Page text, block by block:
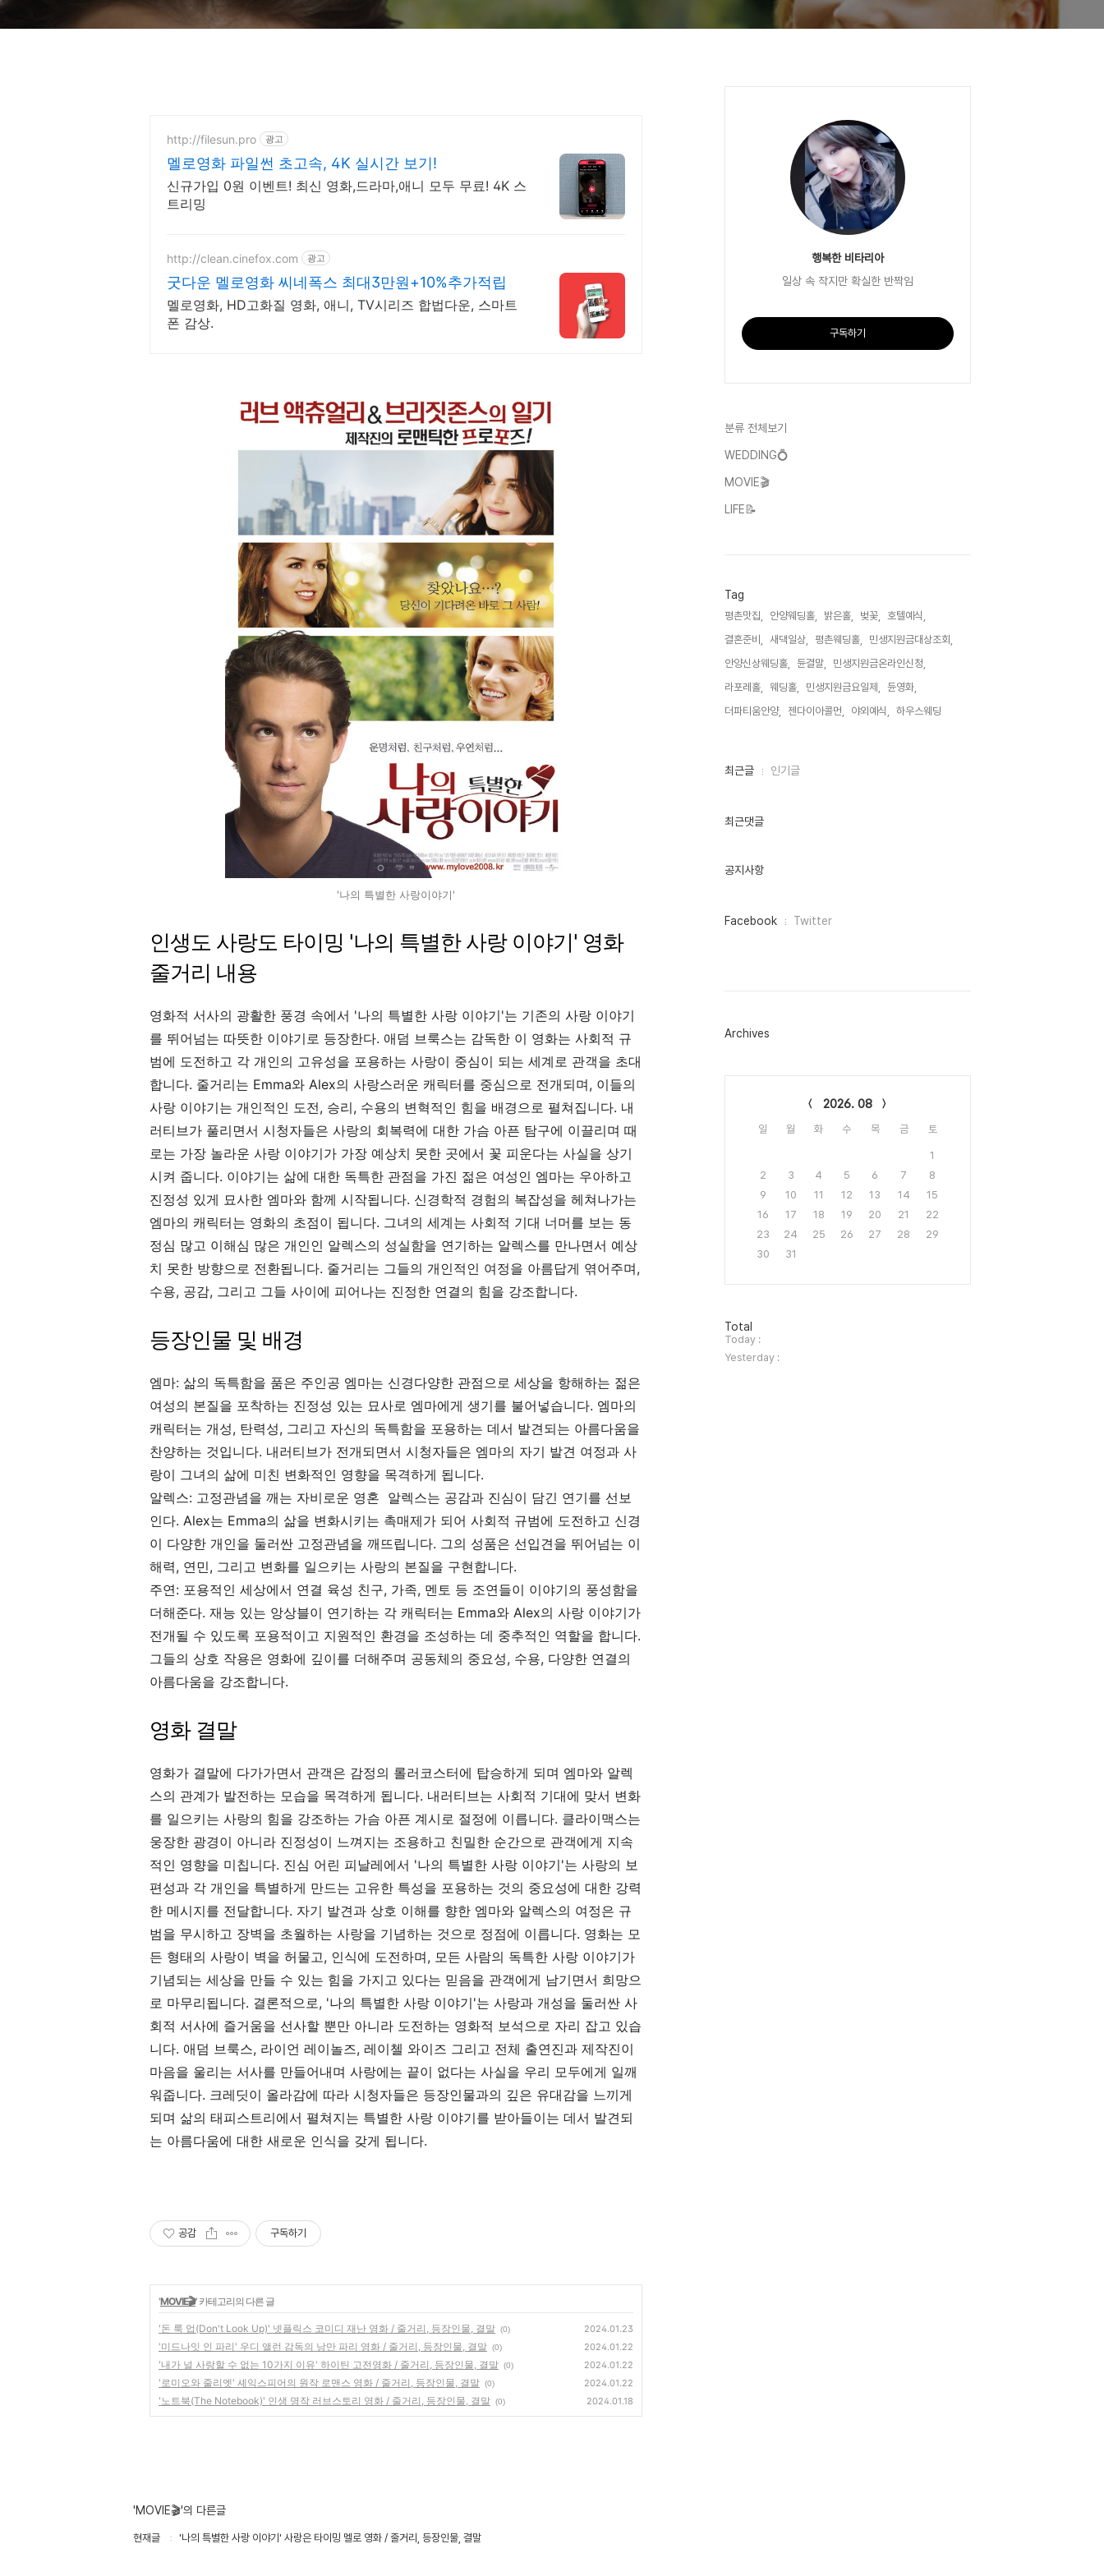
http://filesun.pro 광고
멜로영화 파일썬 초고속, 4K 실시간 보기!
신규가입 0원 이벤트! 최신 영화,드라마,애니 모두 무료! 4K 스
트리밍
http://clean.cinefox.com 광고
굿다운 멜로영화 씨네폭스 최대3만원+10%추가적립
멜로영화, HD고화질 영화, 애니, TV시리즈 합법다운, 스마트
폰 감상.
'나의 특별한 사랑이야기'
인생도 사랑도 타이밍 '나의 특별한 사랑 이야기' 영화
줄거리 내용
영화적 서사의 광활한 풍경 속에서 '나의 특별한 사랑 이야기'는 기존의 사랑 이야기
를 뛰어넘는 따뜻한 이야기로 등장한다. 애덤 브룩스는 감독한 이 영화는 사회적 규
범에 도전하고 각 개인의 고유성을 포용하는 사랑이 중심이 되는 세계로 관객을 초대
합니다. 줄거리는 Emma와 Alex의 사랑스러운 캐릭터를 중심으로 전개되며, 이들의
사랑 이야기는 개인적인 도전, 승리, 수용의 변혁적인 힘을 배경으로 펼쳐집니다. 내
러티브가 풀리면서 시청자들은 사랑의 회복력에 대한 가슴 아픈 탐구에 이끌리며 때
로는 가장 놀라운 사랑 이야기가 가장 예상치 못한 곳에서 꽃 피운다는 사실을 상기
시켜 줍니다. 이야기는 삶에 대한 독특한 관점을 가진 젊은 여성인 엠마는 우아하고
진정성 있게 묘사한 엠마와 함께 시작됩니다. 신경학적 경험의 복잡성을 헤쳐나가는
엠마의 캐릭터는 영화의 초점이 됩니다. 그녀의 세계는 사회적 기대 너머를 보는 동
정심 많고 이해심 많은 개인인 알렉스의 성실함을 연기하는 알렉스를 만나면서 예상
치 못한 방향으로 전환됩니다. 줄거리는 그들의 개인적인 여정을 아름답게 엮어주며,
수용, 공감, 그리고 그들 사이에 피어나는 진정한 연결의 힘을 강조합니다.
등장인물 및 배경
엠마: 삶의 독특함을 품은 주인공 엠마는 신경다양한 관점으로 세상을 항해하는 젊은
여성의 본질을 포착하는 진정성 있는 묘사로 엠마에게 생기를 불어넣습니다. 엠마의
캐릭터는 개성, 탄력성, 그리고 자신의 독특함을 포용하는 데서 발견되는 아름다움을
찬양하는 것입니다. 내러티브가 전개되면서 시청자들은 엠마의 자기 발견 여정과 사
랑이 그녀의 삶에 미친 변화적인 영향을 목격하게 됩니다.
알렉스: 고정관념을 깨는 자비로운 영혼 알렉스는 공감과 진심이 담긴 연기를 선보
인다. Alex는 Emma의 삶을 변화시키는 촉매제가 되어 사회적 규범에 도전하고 신경
이 다양한 개인을 둘러싼 고정관념을 깨뜨립니다. 그의 성품은 선입견을 뛰어넘는 이
해력, 연민, 그리고 변화를 일으키는 사랑의 본질을 구현합니다.
주연: 포용적인 세상에서 연결 육성 친구, 가족, 멘토 등 조연들이 이야기의 풍성함을
더해준다. 재능 있는 앙상블이 연기하는 각 캐릭터는 Emma와 Alex의 사랑 이야기가
전개될 수 있도록 포용적이고 지원적인 환경을 조성하는 데 중추적인 역할을 합니다.
그들의 상호 작용은 영화에 깊이를 더해주며 공동체의 중요성, 수용, 다양한 연결의
아름다움을 강조합니다.
영화 결말
영화가 결말에 다가가면서 관객은 감정의 롤러코스터에 탑승하게 되며 엠마와 알렉
스의 관계가 발전하는 모습을 목격하게 됩니다. 내러티브는 사회적 기대에 맞서 변화
를 일으키는 사랑의 힘을 강조하는 가슴 아픈 계시로 절정에 이릅니다. 클라이맥스는
웅장한 광경이 아니라 진정성이 느껴지는 조용하고 친밀한 순간으로 관객에게 지속
적인 영향을 미칩니다. 진심 어린 피날레에서 '나의 특별한 사랑 이야기'는 사랑의 보
편성과 각 개인을 특별하게 만드는 고유한 특성을 포용하는 것의 중요성에 대한 강력
한 메시지를 전달합니다. 자기 발견과 상호 이해를 향한 엠마와 알렉스의 여정은 규
범을 무시하고 장벽을 초월하는 사랑을 기념하는 것으로 정점에 이릅니다. 영화는 모
든 형태의 사랑이 벽을 허물고, 인식에 도전하며, 모든 사람의 독특한 사랑 이야기가
기념되는 세상을 만들 수 있는 힘을 가지고 있다는 믿음을 관객에게 남기면서 희망으
로 마무리됩니다. 결론적으로, '나의 특별한 사랑 이야기'는 사랑과 개성을 둘러싼 사
회적 서사에 즐거움을 선사할 뿐만 아니라 도전하는 영화적 보석으로 자리 잡고 있습
니다. 애덤 브룩스, 라이언 레이놀즈, 레이첼 와이즈 그리고 전체 출연진과 제작진이
마음을 울리는 서사를 만들어내며 사랑에는 끝이 없다는 사실을 우리 모두에게 일깨
워줍니다. 크레딧이 올라감에 따라 시청자들은 등장인물과의 깊은 유대감을 느끼게
되며 삶의 태피스트리에서 펼쳐지는 특별한 사랑 이야기를 받아들이는 데서 발견되
는 아름다움에 대한 새로운 인식을 갖게 됩니다.
공감 구독하기
'MOVIE🎬' 카테고리의 다른 글
'돈 룩 업(Don't Look Up)' 넷플릭스 코미디 재난 영화 / 줄거리, 등장인물, 결말 (0) 2024.01.23
'미드나잇 인 파리' 우디 앨런 감독의 낭만 파리 영화 / 줄거리, 등장인물, 결말 (0) 2024.01.22
'내가 널 사랑할 수 없는 10가지 이유' 하이틴 고전영화 / 줄거리, 등장인물, 결말 (0) 2024.01.22
'로미오와 줄리엣' 셰익스피어의 원작 로맨스 영화 / 줄거리, 등장인물, 결말 (0) 2024.01.22
'노트북(The Notebook)' 인생 명작 러브스토리 영화 / 줄거리, 등장인물, 결말 (0) 2024.01.18
'MOVIE🎬'의 다른글
현재글 '나의 특별한 사랑 이야기' 사랑은 타이밍 멜로 영화 / 줄거리, 등장인물, 결말
행복한 비타리아
일상 속 작지만 확실한 반짝임
구독하기
분류 전체보기
WEDDING💍
MOVIE🎬
LIFE📝
Tag
평촌맛집, 안양웨딩홀, 밝은홀, 벚꽃,
호텔예식,
결혼준비,
새댁일상, 평촌웨딩홀,
민생지원금대상조회,
안양신상웨딩홀,
듄결말,
민생지원금온라인신청,
라포레홀,
웨딩홀, 민생지원금요일제,
듄영화,
더파티움안양,
젠다이아콜먼, 야외예식, 하우스웨딩,
최
인
최근글 인기글
최근댓글
공지사항
페
그
Facebook Twitter
Archives
2026. 08
일 월 화 수 목 금 토
1
2
3 4 5 6 7
8
9
10 11 12 13 14
15
16
17 18 19 20 21
22
23
24 25 26 27 28
29
30
31
방
문
자
수
Total
Today :
Yesterday :